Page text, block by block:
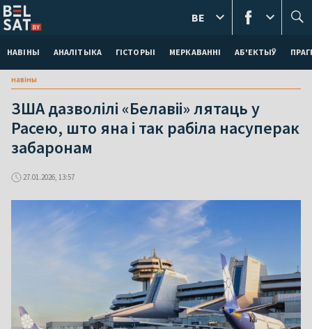
НАВІНЫ АНАЛІТЫКА ГІСТОРЫІ МЕРКАВАННI АБ'ЕКТЫЎ
BE
навіны
ЗША дазволілі «Белавіі» лятаць у
Расею, што яна і так рабіла насуперак
забаронам
27.01.2026, 13:57